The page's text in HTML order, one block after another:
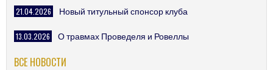
21.04.2026 Новый титульный спонсор клуба
13.03.2026 О травмах Проведеля и Ровеллы
ВСЕ НОВОСТИ